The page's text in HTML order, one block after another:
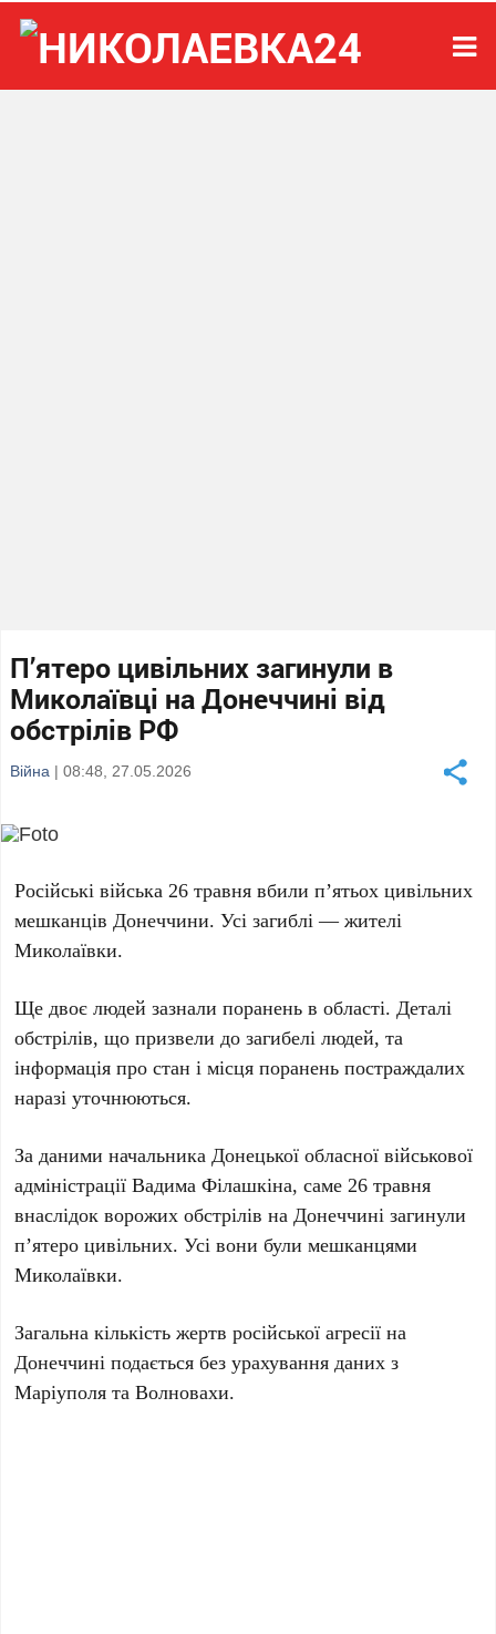
П’ятеро цивільних загинули в
Миколаївці на Донеччині від
обстрілів РФ
Війна | 08:48, 27.05.2026
Російські війська26 травня вбилип’ятьох цивільних
мешканців Донеччини. Усі загиблі — жителі
Миколаївки.
Щедвоє людей зазнали поранень в області. Деталі
обстрілів, що призвели до загибелі людей, та
інформація про стан і місця поранень постраждалих
наразі уточнюються.
За даними начальника Донецької обласної військової
адміністраціїВадима Філашкіна, саме26 травня
внаслідок ворожих обстрілів на Донеччині загинули
п’ятеро цивільних. Усі вони були мешканцями
Миколаївки.
Загальна кількість жертв російської агресії на
Донеччині подається без урахування даних з
Маріуполя таВолновахи.